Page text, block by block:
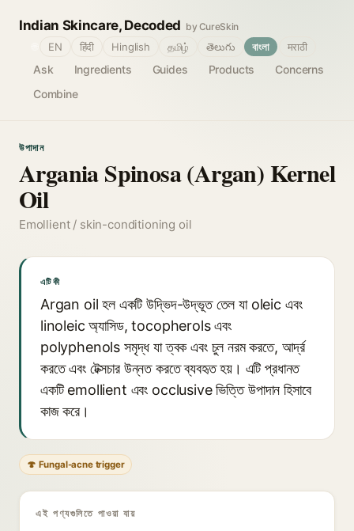
Indian Skincare, Decoded by CureSkin
Ask Ingredients Guides Products
Concerns
Combine
EN हिंदी Hinglish தமிழ் తెలుగు বাংলা मराठी
উপাদান
Argania Spinosa (Argan) Kernel
Oil
Emollient / skin-conditioning oil
এটি কী
Argan oil হল একটি উদ্ভিদ-উদ্ভূত তেল যা oleic এবং
linoleic অ্যাসিড, tocopherols এবং
polyphenols সমৃদ্ধ যা ত্বক এবং চুল নরম করতে, আর্দ্র
করতে এবং টেক্সচার উন্নত করতে ব্যবহৃত হয়। এটি প্রধানত
একটি emollient এবং occlusive ভিত্তি উপাদান হিসাবে
কাজ করে।
🍄 Fungal-acne trigger
এই পণ্যগুলিতে পাওয়া যায়